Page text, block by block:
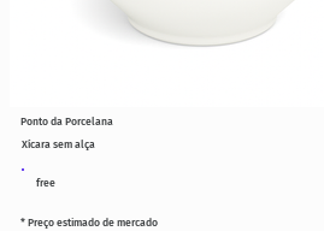
free
Xícara sem alça
* Preço estimado de mercado
Ponto da Porcelana